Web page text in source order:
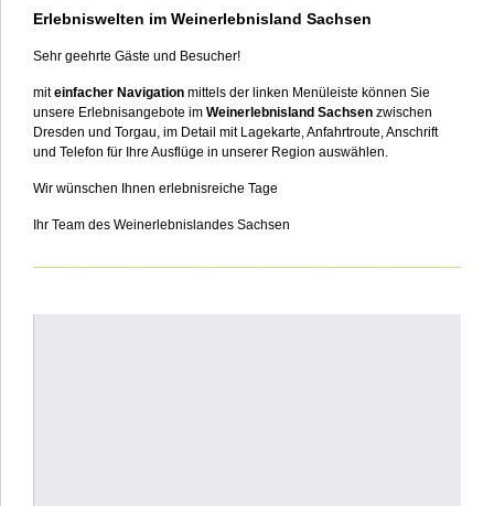
Erlebniswelten im Weinerlebnisland Sachsen
Sehr geehrte Gäste und Besucher!
miteinfacher Navigation mittels der linken Menüleiste können Sie
unsere Erlebnisangebote im Weinerlebnisland Sachsen zwischen
Dresden und Torgau, im Detail mit Lagekarte, Anfahrtroute, Anschrift
und Telefon für Ihre Ausflüge in unserer Region auswählen.
Wir wünschen Ihnen erlebnisreiche Tage
Ihr Team des Weinerlebnislandes Sachsen